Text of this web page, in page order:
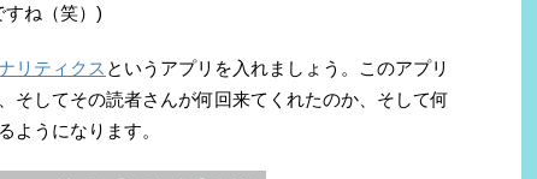
すね（笑）)
リティクス というアプリを入れましょう。このアプリ
そしてその読者さんが何回来てくれたのか、そして何
ようになります。